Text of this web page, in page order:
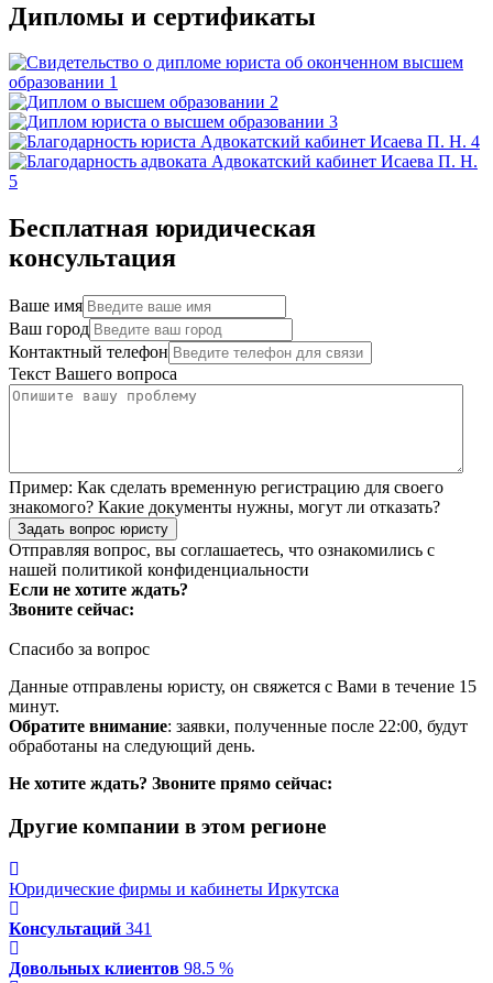
Дипломы и сертификаты
Бесплатная юридическая
консультация
Ваше имя
Ваш город
Контактный телефон
Текст Вашего вопроса
Пример: Как сделать временную регистрацию для своего
знакомого? Какие документы нужны, могут ли отказать?
Задать вопрос юристу
Отправляя вопрос, вы соглашаетесь, что ознакомились с
нашей политикой конфиденциальности
Если не хотите ждать?
Звоните сейчас:
Спасибо за вопрос
Данные отправлены юристу, он свяжется с Вами в течение 15
минут.
Обратите внимание: заявки, полученные после 22:00, будут
обработаны на следующий день.
Не хотите ждать? Звоните прямо сейчас:
Другие компании в этом регионе
Юридические фирмы и кабинеты Иркутска
Консультаций 341
Довольных клиентов 98.5 %